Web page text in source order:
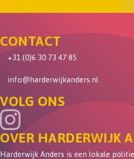
CONTACT
+31 (0)6 30 73 47 85
info@harderwijkanders.nl
VOLG ONS
OVER HARDERWIJK
Harderwijk Anders is een lokale